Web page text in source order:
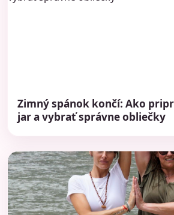
Zimný spánok končí: Ako
jar a vybrať správne obliečky